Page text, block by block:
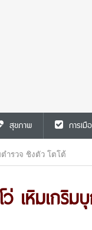
สุขภาพ การเมื
ำรวจ ชิงตัว โตโต้
หิมเกริม